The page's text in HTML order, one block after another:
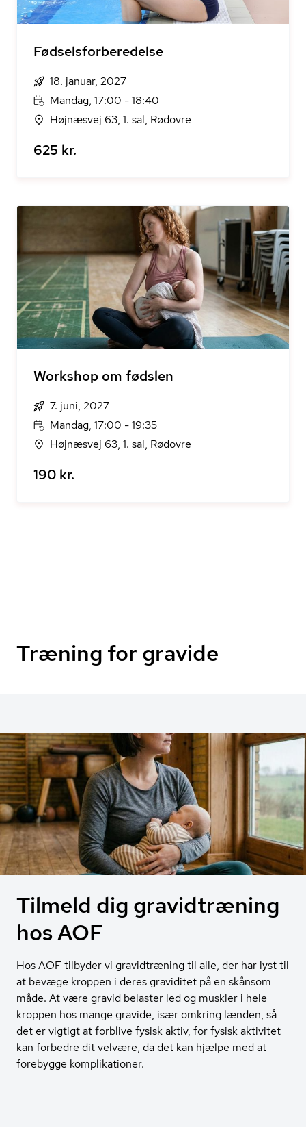
Fødselsforberedelse
18. januar, 2027
Mandag, 17:00 - 18:40
Højnæsvej 63, 1. sal, Rødovre
625 kr.
Workshop om fødslen
7. juni, 2027
Mandag, 17:00 - 19:35
Højnæsvej 63, 1. sal, Rødovre
190 kr.
Træning for gravide
Tilmeld dig gravidtræning
hos AOF
Hos AOF tilbyder vi gravidtræning til alle, der har lyst til
at bevæge kroppen i deres graviditet på en skånsom
måde. At være gravid belaster led og muskler i hele
kroppen hos mange gravide, især omkring lænden, så
det er vigtigt at forblive fysisk aktiv, for fysisk aktivitet
kan forbedre dit velvære, da det kan hjælpe med at
forebygge komplikationer.